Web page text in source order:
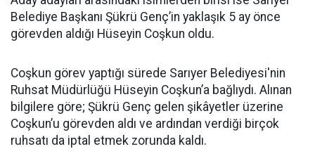
Belediye Başkanı Şükrü Genç’in yaklaşık 5 ay önce
görevden aldığı Hüseyin Coşkun oldu.
Coşkun görev yaptığı sürede Sarıyer Belediyesi'nin
Ruhsat Müdürlüğü Hüseyin Coşkun’a bağlıydı. Alınan
bilgilere göre; Şükrü Genç gelen şikâyetler üzerine
Coşkun’u görevden aldı ve ardından verdiği birçok
ruhsatı da iptal etmek zorunda kaldı.